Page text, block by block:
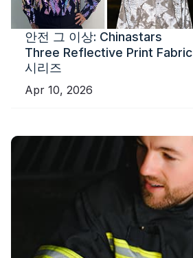
안전 그 이상: Chinastars
Three Reflective Print Fabric
시리즈
Apr 10, 2026